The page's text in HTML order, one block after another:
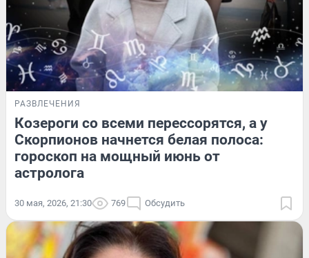
РАЗВЛЕЧЕНИЯ
Козероги со всеми перессорятся, а у
Скорпионов начнется белая полоса:
гороскоп на мощный июнь от
астролога
30 мая, 2026, 21:30 769 Обсудить